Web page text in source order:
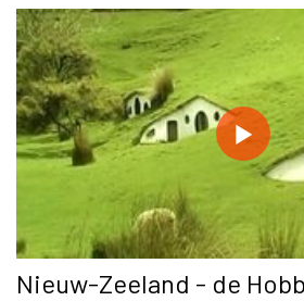
Nieuw-Zeeland - de